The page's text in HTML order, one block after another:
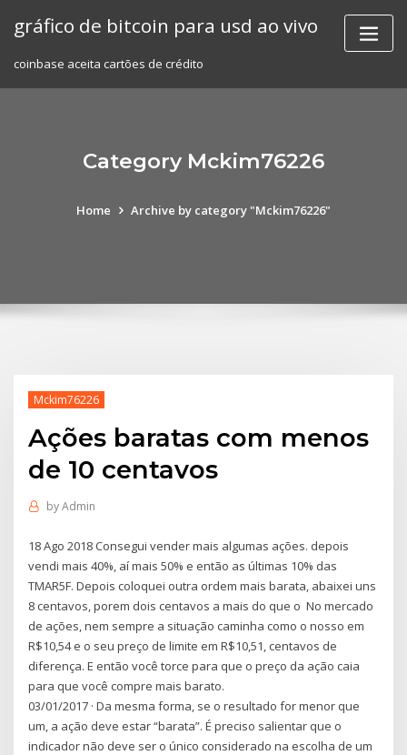
gráfico de bitcoin para usd ao vivo
coinbase aceita cartões de crédito
Category Mckim76226
Home Archive by category "Mckim76226"
Mckim76226
Ações baratas com menos
de 10 centavos
byAdmin
18 Ago 2018 Consegui vender mais algumas ações. depois
vendi mais 40%, aí mais 50% e então as últimas 10% das
TMAR5F. Depois coloquei outra ordem mais barata, abaixei uns
8 centavos, porem dois centavos a mais do que o No mercado
de ações, nem sempre a situação caminha como o nosso em
R$10,54 e o seu preço de limite em R$10,51, centavos de
diferença. E então você torce para que o preço da ação caia
para que você compre mais barato.
03/01/2017 · Da mesma forma, se o resultado for menor que
um, a ação deve estar “barata”. É preciso salientar que o
indicador não deve ser o único considerado na escolha de um